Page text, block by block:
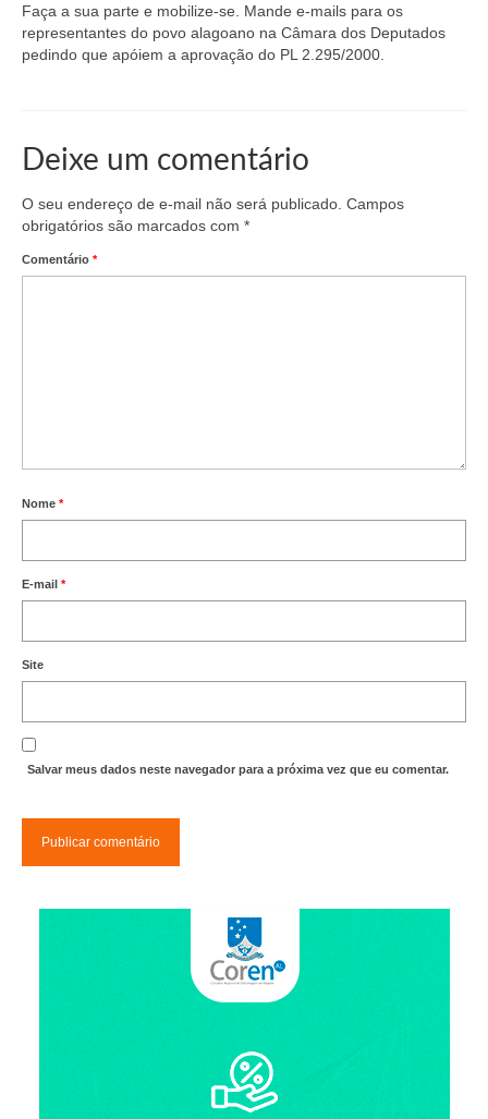
Clube de Vantagens
Valores dos serviços
Notícias
Ouvidoria
Faça a sua parte e mobilize-se. Mande e-mails para os
representantes do povo alagoano na Câmara dos Deputados
pedindo que apóiem a aprovação do PL 2.295/2000.
Deixe um comentário
O seu endereço de e-mail não será publicado. Campos
obrigatórios são marcados com *
Comentário *
Nome *
E-mail *
Site
Salvar meus dados neste navegador para a próxima vez que eu comentar.